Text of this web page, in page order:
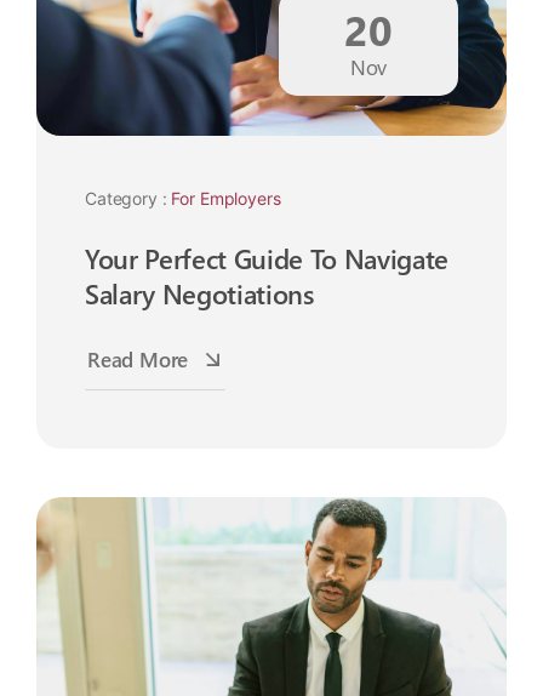
20
Nov
Category : For Employers
Your Perfect Guide To Navigate
Salary Negotiations
Read More